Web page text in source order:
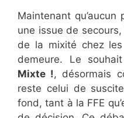
Maintenant qu’aucun
une issue de
de la mixité chez les
demeure. Le
Mixte !, désormais
reste celui de
fond, tant à la FFE